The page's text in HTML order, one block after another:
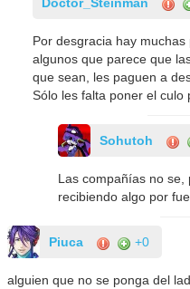
Doctor_Steinman
Por desgracia hay
algunos que parece que
que sean, les paguen a
Sólo les falta poner el culo
Sohutoh
Las compañías no
recibiendo algo por
Piuca +0
alguien que no se ponga del